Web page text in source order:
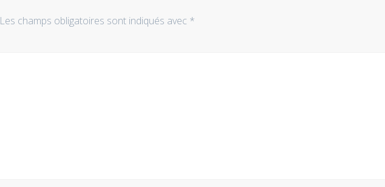
Les champs obligatoires sont indiqués avec *